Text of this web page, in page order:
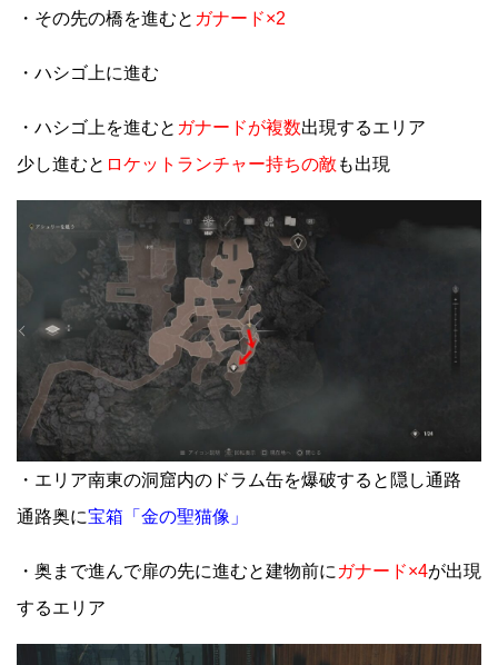
・その先の橋を進むと ガナード×2
・ハシゴ上に進む
・ハシゴ上を進むと ガナードが複数出現するエリア
少し進むと ロケットランチャー持ちの敵 も出現
・エリア南東の洞窟内のドラム缶を爆破すると隠し通路
通路奥に宝箱「金の聖猫像」
・奥まで進んで扉の先に進むと建物前に ガナード×4が出現
するエリア